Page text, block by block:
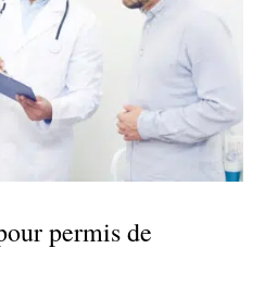
permis de